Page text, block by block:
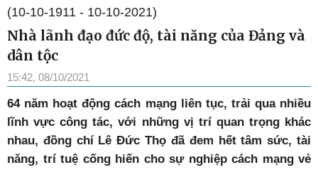
(10-10-1911 - 10-10-2021)
Nhà lãnh đạo đức độ, tài năng của Đảng và
dân tộc
15:42, 08/10/2021
64 năm hoạt động cách mạng liên tục, trải qua nhiều
lĩnh vực công tác, với những vị trí quan trọng khác
nhau, đồng chí Lê Đức Thọ đã đem hết tâm sức, tài
năng, trí tuệ cống hiến cho sự nghiệp cách mạng vẻ